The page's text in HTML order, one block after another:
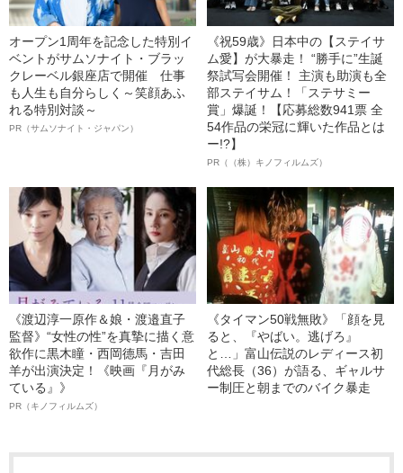
オープン1周年を記念した特別イ
ベントがサムソナイト・ブラッ
クレーベル銀座店で開催 仕事
も人生も自分らしく～笑顔あふ
れる特別対談～
PR（サムソナイト・ジャパン）
《祝59歳》日本中の【ステイサ
ム愛】が大暴走！ “勝手に”生誕
祭試写会開催！ 主演も助演も全
部ステイサム！「ステサミー
賞」爆誕！【応募総数941票 全
54作品の栄冠に輝いた作品とは
ー!?】
PR（（株）キノフィルムズ）
《渡辺淳一原作＆娘・渡邉直子
監督》“女性の性”を真摯に描く意
欲作に黒木瞳・西岡德馬・吉田
羊が出演決定！《映画『月がみ
ている』》
PR（キノフィルムズ）
《タイマン50戦無敗》「顔を見
ると、『やばい。逃げろ』
と…」富山伝説のレディース初
代総長（36）が語る、ギャルサ
ー制圧と朝までのバイク暴走